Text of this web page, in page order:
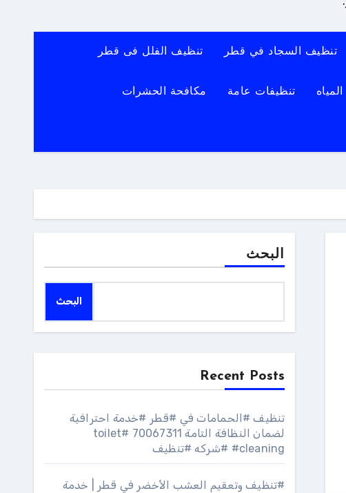
تنظيف السجاد في قطر تنظيف الفلل فى قطر
تنظيفات عامة مكافحة الحشرات
البحث
البحث
Recent Posts
تنظيف #الحمامات في #قطر #خدمة احترافية
لضمان النظافة التامة 70067311 #toilet
#cleaning #شركه #تنظيف
#تنظيف وتعقيم العشب الأخضر في قطر | خدمة